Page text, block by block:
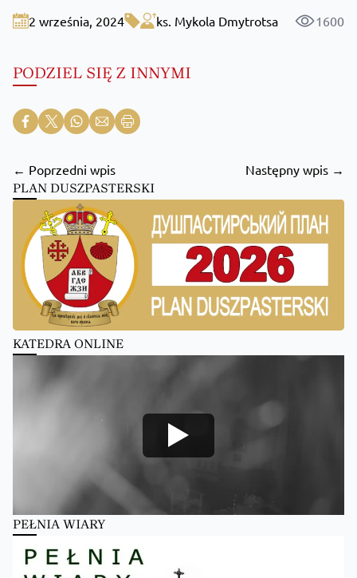
2 września, 2024 ks. Mykola Dmytrotsa 1600
PODZIEL SIĘ Z INNYMI
← Poprzedni wpis Następny wpis →
PLAN DUSZPASTERSKI
KATEDRA ONLINE
PEŁNIA WIARY